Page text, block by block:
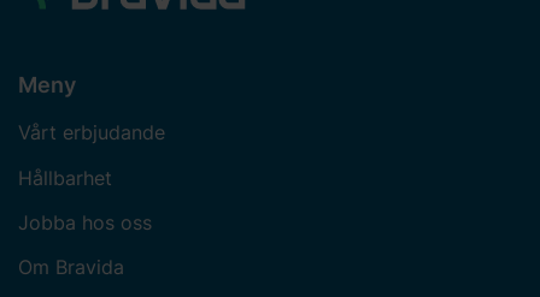
Meny
Vårt erbjudande
Hållbarhet
Jobba hos oss
Om Bravida